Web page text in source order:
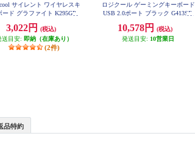
サイレント ワイヤレスキ
ード グラファイト K295GP
3,022円
(税込)
送目安: 即納（在庫あり）
(2件)
ロジクール ゲーミングキーボード
USB 2.0ポート ブラック G413SE
10,578円
(税込)
発送目安: 10営業日
品特約